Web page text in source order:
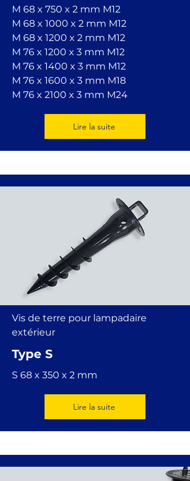
M 68 x 750 x 2 mm M12
M 68 x 1000 x 2 mm M12
M 68 x 1200 x 2 mm M12
M 76 x 1200 x 3 mm M12
M 76 x 1400 x 3 mm M12
M 76 x 1600 x 3 mm M18
M 76 x 2100 x 3 mm M24
Lire la suite
Vis de terre pour lampadaire
extérieur
Type S
S 68 x 350 x 2 mm
Lire la suite